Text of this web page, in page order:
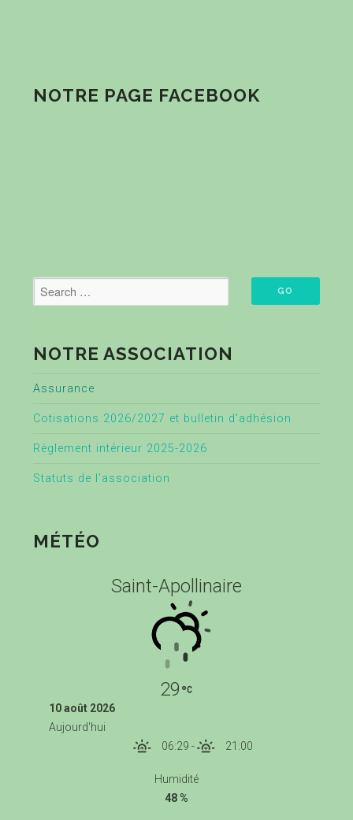
NOTRE PAGE FACEBOOK
NOTRE ASSOCIATION
Assurance
Cotisations 2026/2027 et bulletin d’adhésion
Règlement intérieur 2025-2026
Statuts de l’association
MÉTÉO
Saint-Apollinaire
29
10 août 2026
Aujourd'hui
06:29 - 21:00
Humidité
48 %